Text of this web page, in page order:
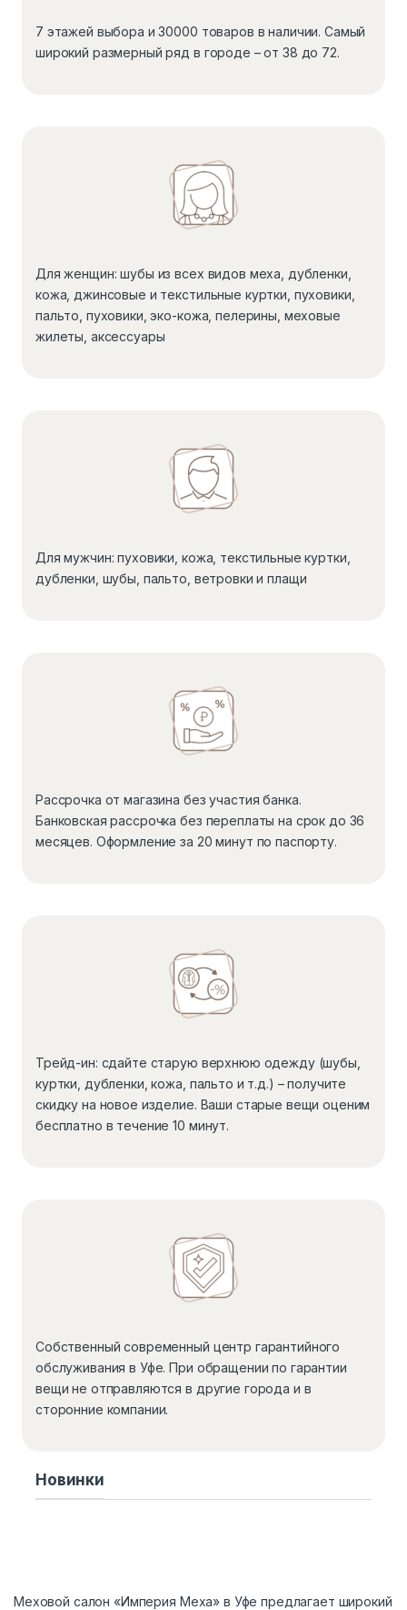
7 этажей выбора и 30000 товаров в наличии. Самый
широкий размерный ряд в городе – от 38 до 72.
Для женщин: шубы из всех видов меха, дубленки,
кожа, джинсовые и текстильные куртки, пуховики,
пальто, пуховики, эко-кожа, пелерины, меховые
жилеты, аксессуары
Для мужчин: пуховики, кожа, текстильные куртки,
дубленки, шубы, пальто, ветровки и плащи
Рассрочка от магазина без участия банка.
Банковская рассрочка без переплаты на срок до 36
месяцев. Оформление за 20 минут по паспорту.
Трейд-ин: сдайте старую верхнюю одежду (шубы,
куртки, дубленки, кожа, пальто и т.д.) – получите
скидку на новое изделие. Ваши старые вещи оценим
бесплатно в течение 10 минут.
Собственный современный центр гарантийного
обслуживания в Уфе. При обращении по гарантии
вещи не отправляются в другие города и в
сторонние компании.
Новинки
Меховой салон «Империя Меха» в Уфе предлагает широкий